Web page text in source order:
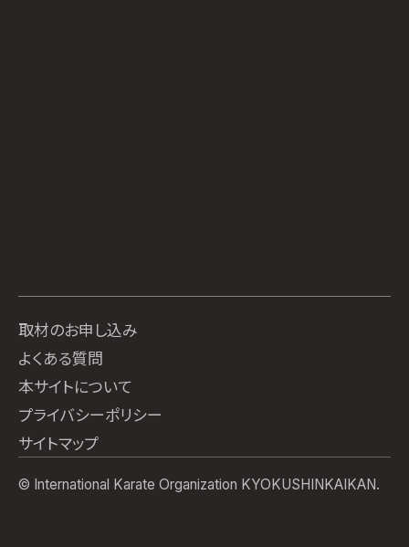
取材のお申し込み
よくある質問
本サイトについて
プライバシーポリシー
サイトマップ
© International Karate Organization KYOKUSHINKAIKAN.